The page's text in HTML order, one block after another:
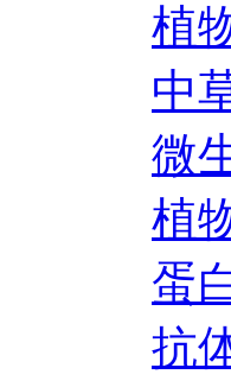
植
中
微
植
蛋
抗